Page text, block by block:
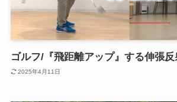
ゴルフ/『飛距離アップ』する伸張反
2025年4月11日